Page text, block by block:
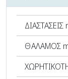
ΔΙΑΣΤΑΣΕΙΣ
ΘΑΛΑΜΟΣ